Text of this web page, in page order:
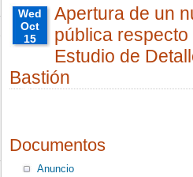
Wed
Oct
15
00:00:00
2025
Wed
15
00:00:00
2025
Apertura de un
pública
Estudio de
Bastión
Documentos
Anuncio